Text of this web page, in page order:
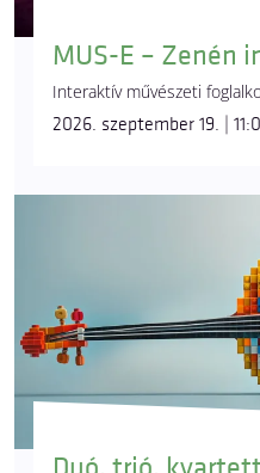
MUS-E – Zenén
Interaktív művészeti
2026. szeptember 19. |